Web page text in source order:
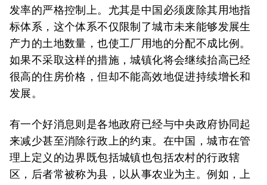
发率的严格控制上。尤其是中国必须废除其用地指
标体系，这个体系不仅限制了城市未来能够发展生
产力的土地数量，也使工厂用地的分配不成比例。
如果不采取这样的措施，城镇化将会继续抬高已经
很高的住房价格，但却不能高效地促进持续增长和
发展。
有一个好消息则是各地政府已经与中央政府协同起
来减少甚至消除行政上的约束。在中国，城市在管
理上定义的边界既包括城镇也包括农村的行政辖
区，后者常被称为县，以从事农业为主。例如，上